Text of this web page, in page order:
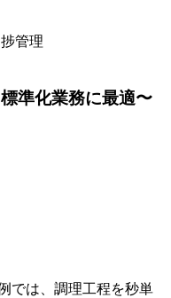
管理
準化業務に最適〜
では、調理工程を秒単